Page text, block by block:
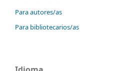
Para autores/as
Para bibliotecarios/as